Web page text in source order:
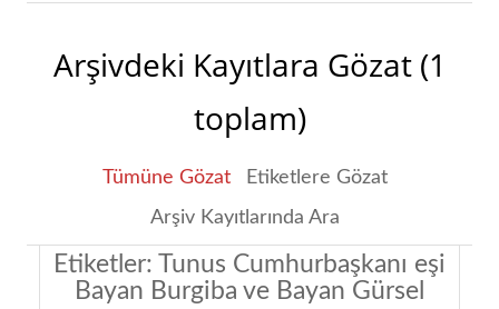
Arşivdeki Kayıtlara Gözat (1
toplam)
Tümüne Gözat
Etiketlere Gözat
Arşiv Kayıtlarında Ara
Etiketler: Tunus Cumhurbaşkanı eşi
Bayan Burgiba ve Bayan Gürsel